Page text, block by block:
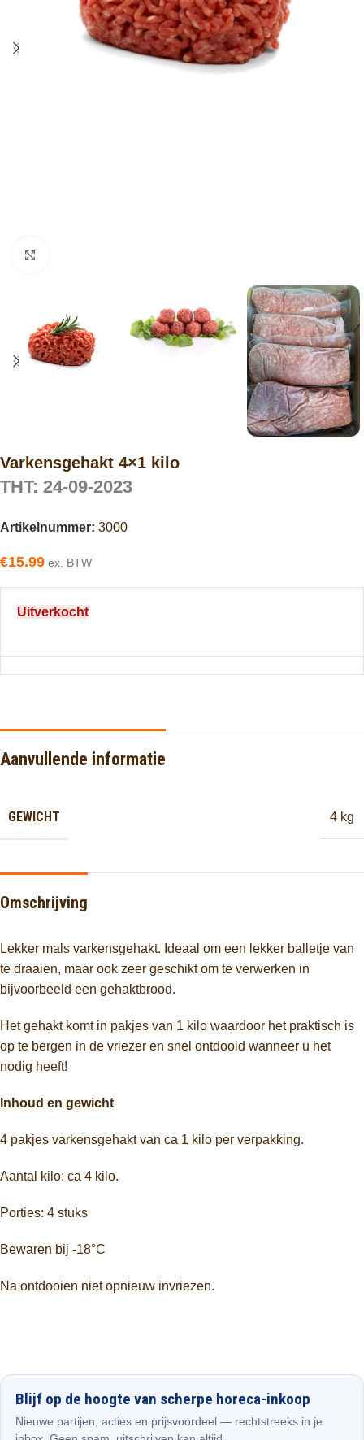
Varkensgehakt 4×1 kilo
THT: 24-09-2023
Artikelnummer: 3000
€15.99 ex. BTW
Uitverkocht
Aanvullende informatie
GEWICHT 4 kg
Omschrijving
Lekker mals varkensgehakt. Ideaal om een lekker balletje van
te draaien, maar ook zeer geschikt om te verwerken in
bijvoorbeeld een gehaktbrood.
Het gehakt komt in pakjes van 1 kilo waardoor het praktisch is
op te bergen in de vriezer en snel ontdooid wanneer u het
nodig heeft!
Inhoud en gewicht
4 pakjes varkensgehakt van ca 1 kilo per verpakking.
Aantal kilo: ca 4 kilo.
Porties: 4 stuks
Bewaren bij -18°C
Na ontdooien niet opnieuw invriezen.
Blijf op de hoogte van scherpe horeca-inkoop
Nieuwe partijen, acties en prijsvoordeel — rechtstreeks in je